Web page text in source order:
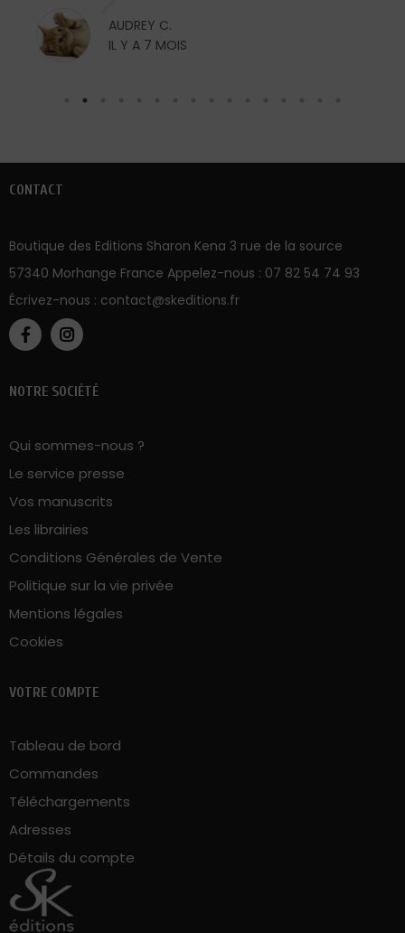
AUDREY C.
IL Y A 7 MOIS
CONTACT
Boutique des Editions Sharon Kena 3 rue de la source
57340 Morhange France Appelez-nous : 07 82 54 74 93
Écrivez-nous : contact@skeditions.fr
NOTRE SOCIÉTÉ
Qui sommes-nous ?
Le service presse
Vos manuscrits
Les librairies
Conditions Générales de Vente
Politique sur la vie privée
Mentions légales
Cookies
VOTRE COMPTE
Tableau de bord
Commandes
Téléchargements
Adresses
Détails du compte